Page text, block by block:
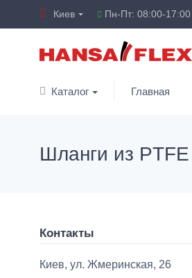
Киев Пн-Пт: 08:00-17:00
Каталог Главная
Шланги из PTFE
Контакты
Киев, ул. Жмеринская, 26